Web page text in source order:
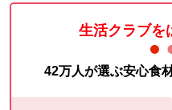
生活クラブを
42万人が選ぶ安心食